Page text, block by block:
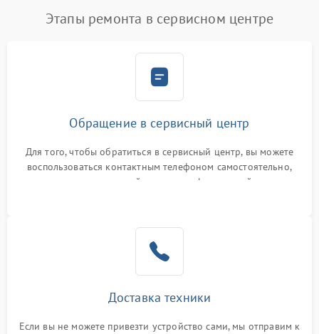
Этапы ремонта в сервисном центре
Обращение в сервисный центр
Для того, чтобы обратиться в сервисный центр, вы можете
воспользоваться контактным телефоном самостоятельно,
или оставить свой номер телефона на сайте
Доставка техники
Если вы не можете привезти устройство сами, мы отправим к